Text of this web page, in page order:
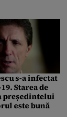
s-a infectat
Starea de
președintelui
este bună